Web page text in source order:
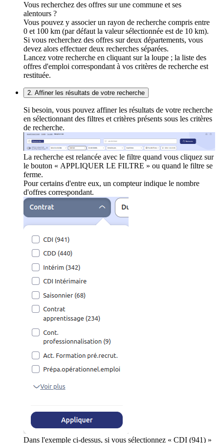
Vous recherchez des offres sur une commune et ses
alentours ?
Vous pouvez y associer un rayon de recherche compris entre
0 et 100 km (par défaut la valeur sélectionnée est de 10 km).
Si vous recherchez des offres sur deux départements, vous
devez alors effectuer deux recherches séparées.
Lancez votre recherche en cliquant sur la loupe ; la liste des
offres d'emploi correspondant à vos critères de recherche est
restituée.
2. Affiner les résultats de votre recherche
Si besoin, vous pouvez affiner les résultats de votre recherche
en sélectionnant des filtres et critères présents sous les critères
de recherche.
La recherche est relancée avec le filtre quand vous cliquez sur
le bouton « APPLIQUER LE FILTRE » ou quand le filtre se
ferme.
Pour certains d'entre eux, un compteur indique le nombre
d'offres correspondant.
Dans l'exemple ci-dessus, si vous sélectionnez « CDI (941) »